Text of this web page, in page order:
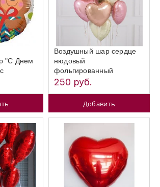
"С Днем
Воздушный шар сердце
нюдовый
фольгированный
250 руб.
Добавить